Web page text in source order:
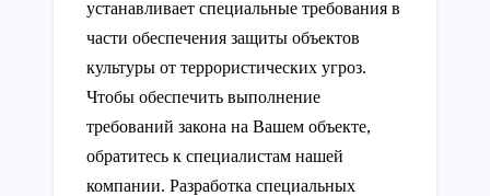
устанавливает специальные требования в
части обеспечения защиты объектов
культуры от террористических угроз.
Чтобы обеспечить выполнение
требований закона на Вашем объекте,
обратитесь к специалистам нашей
компании. Разработка специальных